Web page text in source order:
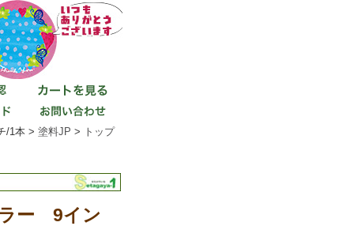
/1本 > 塗料JP > トップ
ー 9イン